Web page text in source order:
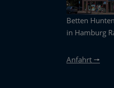
Betten
in Hamburg
Anfahrt 🠖